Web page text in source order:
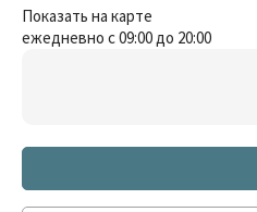
Показать на карте
ежедневно с 09:00 до 20:00